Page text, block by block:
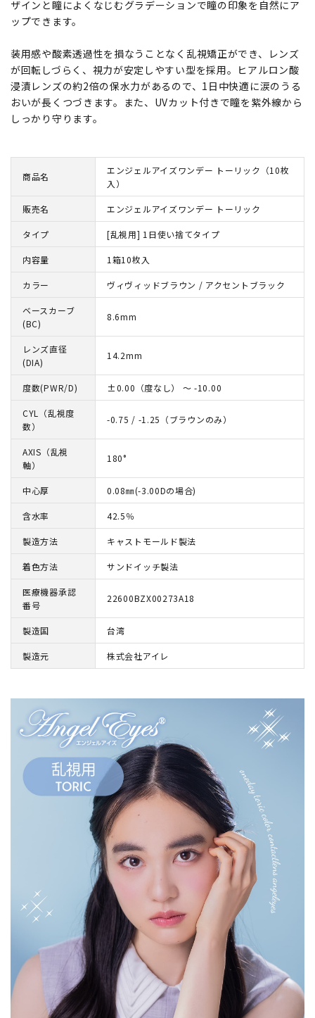
ザインと瞳によくなじむグラデーションで瞳の印象を自然にア
ップできます。
装用感や酸素透過性を損なうことなく乱視矯正ができ、レンズ
が回転しづらく、視力が安定しやすい型を採用。ヒアルロン酸
浸漬レンズの約2倍の保水力があるので、1日中快適に涙のうる
おいが長くつづきます。また、UVカット付きで瞳を紫外線から
しっかり守ります。
商品名
エンジェルアイズワンデー トーリック（10枚
入）
販売名 エンジェルアイズワンデー トーリック
タイプ [乱視用] 1日使い捨てタイプ
内容量 1箱10枚入
カラー ヴィヴィッドブラウン / アクセントブラック
ベースカーブ
(BC)
8.6mm
レンズ直径
(DIA)
14.2mm
度数(PWR/D) ±0.00（度なし） ～ -10.00
CYL（乱視度
数）
-0.75 / -1.25（ブラウンのみ）
AXIS（乱視
軸）
180°
中心厚 0.08㎜(-3.00Dの場合)
含水率 42.5％
製造方法 キャストモールド製法
着色方法 サンドイッチ製法
医療機器承認
番号
22600BZX00273A18
製造国 台湾
製造元 株式会社アイレ